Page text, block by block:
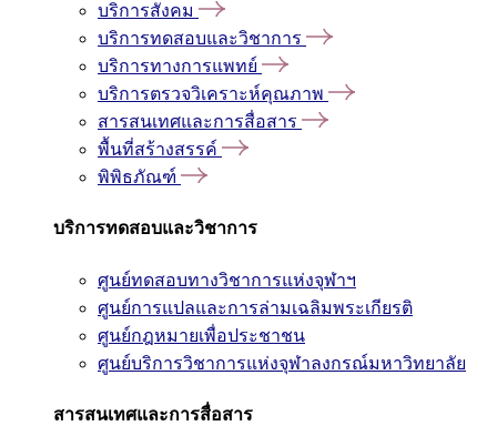
บริการสังคม
บริการทดสอบและวิชาการ
บริการทางการแพทย์
บริการตรวจวิเคราะห์คุณภาพ
สารสนเทศและการสื่อสาร
พื้นที่สร้างสรรค์
พิพิธภัณฑ์
บริการทดสอบและวิชาการ
ศูนย์ทดสอบทางวิชาการแห่งจุฬาฯ
ศูนย์การแปลและการล่ามเฉลิมพระเกียรติ
ศูนย์กฎหมายเพื่อประชาชน
ศูนย์บริการวิชาการแห่งจุฬาลงกรณ์มหาวิทยาลัย
สารสนเทศและการสื่อสาร